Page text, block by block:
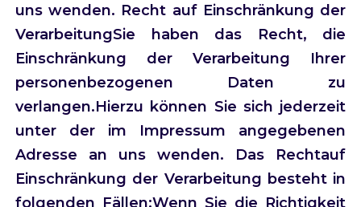
uns wenden. Recht auf Einschränkung der
VerarbeitungSie haben das Recht, die
Einschränkung der Verarbeitung Ihrer
personenbezogenen Daten zu
verlangen.Hierzu können Sie sich jederzeit
unter der im Impressum angegebenen
Adresse an uns wenden. Das Rechtauf
Einschränkung der Verarbeitung besteht in
folgenden Fällen:Wenn Sie die Richtigkeit